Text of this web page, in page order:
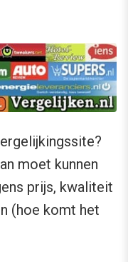
moet kunnen
prijs, kwaliteit
(hoe komt het